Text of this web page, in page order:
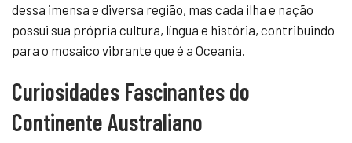
dessa imensa e diversa região, mas cada ilha e nação
possui sua própria cultura, língua e história, contribuindo
para o mosaico vibrante que é a Oceania.
Curiosidades Fascinantes do
Continente Australiano